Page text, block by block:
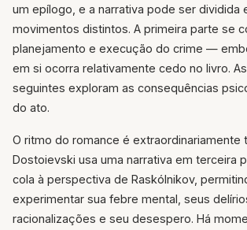
um epílogo, e a narrativa pode ser dividida
movimentos distintos. A primeira parte se
planejamento e execução do crime —
em si ocorra relativamente cedo no livro.
seguintes exploram as consequências
do ato.
O ritmo do romance é extraordinariamente
Dostoievski usa uma narrativa em terceira
cola à perspectiva de Raskólnikov,
experimentar sua febre mental, seus
racionalizações e seu desespero. Há